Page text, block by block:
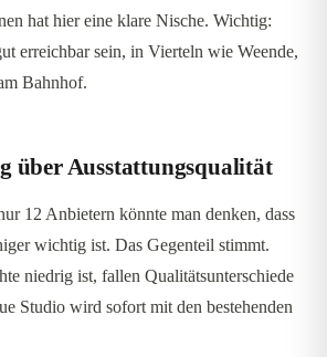
hat hier eine klare Nische. Wichtig:
erreichbar sein, in Vierteln wie Weende,
Bahnhof.
über Ausstattungsqualität
12 Anbietern könnte man denken, dass
wichtig ist. Das Gegenteil stimmt.
niedrig ist, fallen Qualitätsunterschiede
Studio wird sofort mit den bestehenden